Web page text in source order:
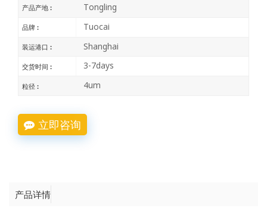
产品产地 : Tongling
品牌 : Tuocai
装运港口 : Shanghai
交货时间 : 3-7days
粒径 : 4um
立即咨询
产品详情